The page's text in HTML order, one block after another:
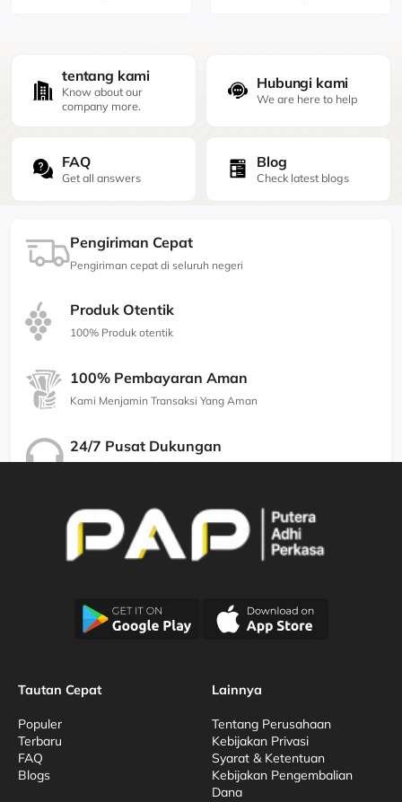
tentang kami
Know about our
company more.
Hubungi kami
We are here to help
FAQ
Get all answers
Blog
Check latest blogs
Pengiriman Cepat
Pengiriman cepat di seluruh negeri
Produk Otentik
100% Produk otentik
100% Pembayaran Aman
Kami Menjamin Transaksi Yang Aman
24/7 Pusat Dukungan
Tautan Cepat
Populer
Terbaru
FAQ
Blogs
Lainnya
Tentang Perusahaan
Kebijakan Privasi
Syarat & Ketentuan
Kebijakan Pengembalian
Dana